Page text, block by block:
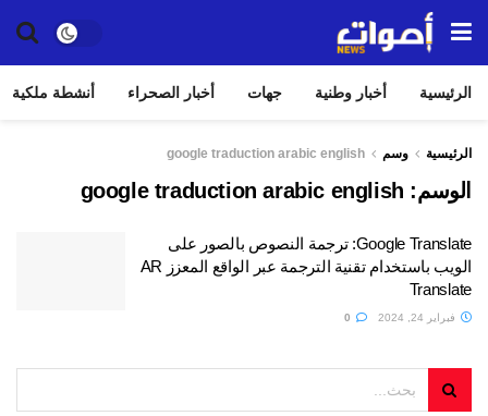
الرئيسية أخبار وطنية جهات أخبار الصحراء أنشطة ملكية
الرئيسية وسم google traduction arabic english
الوسم: google traduction arabic english
Google Translate: ترجمة النصوص بالصور على
الويب باستخدام تقنية الترجمة عبر الواقع المعزز AR
Translate
فبراير 24, 2024